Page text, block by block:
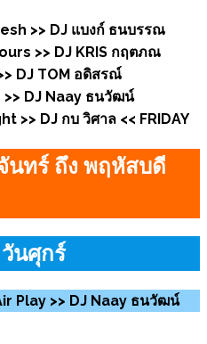
>> DJ แบงก์ ธนบรรณ
>> DJ KRIS กฤตภณ
DJ TOM อดิสรณ์
DJ Naay ธนวัฒน์
>> DJ กบ วิศาล << FRIDAY
นทร์ ถึง พฤหัสบดี
นศุกร์
Play >> DJ Naay ธนวัฒน์